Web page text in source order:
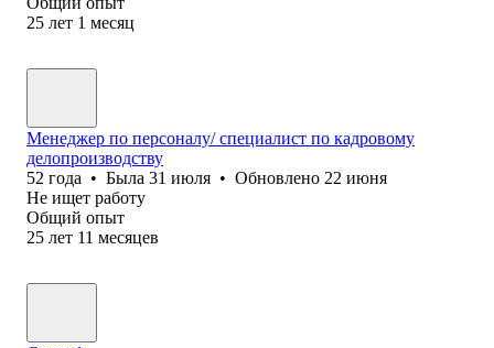
25 лет 1 месяц
Менеджер по персоналу/ специалист по кадровому
делопроизводству
52 года • Была 31 июля • Обновлено 22 июня
Не ищет работу
Общий опыт
25 лет 11 месяцев